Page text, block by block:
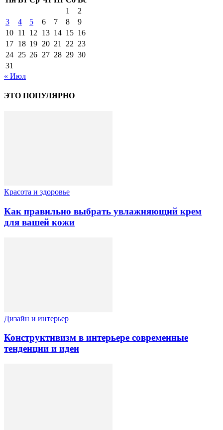
1
2
3
4 5 6 7 8
9
10 11 12 13 14 15 16
17 18 19 20 21 22 23
24 25 26 27 28 29 30
31
« Июл
ЭТО ПОПУЛЯРНО
Красота и здоровье
Как правильно выбрать увлажняющий крем
для вашей кожи
Дизайн и интерьер
Конструктивизм в интерьере современные
тенденции и идеи